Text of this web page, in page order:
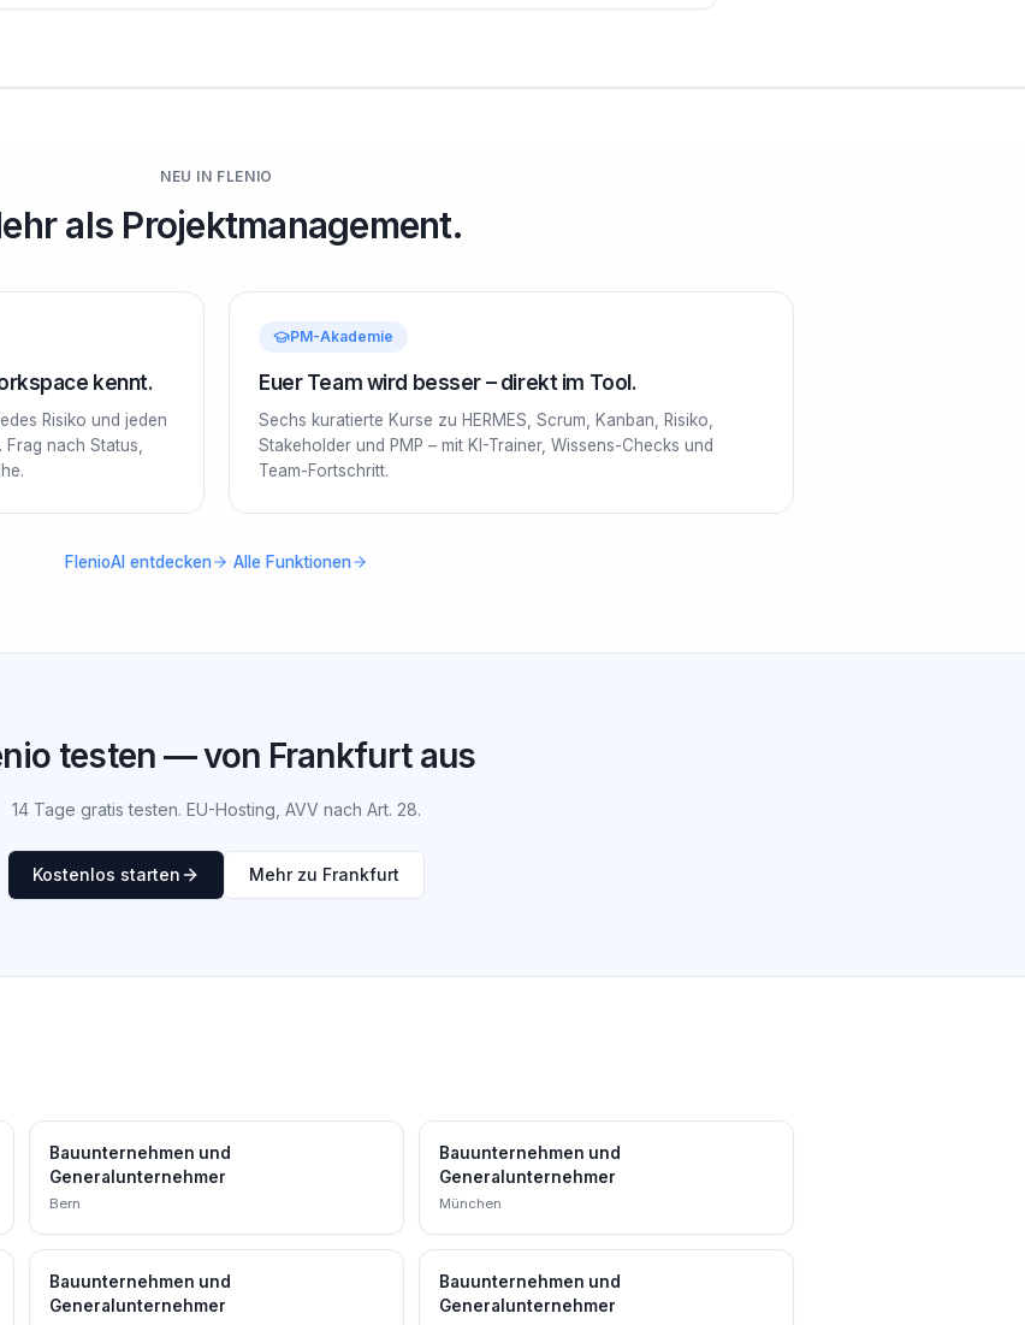
NEU IN FLENIO
als Projektmanagement.
kennt.
Risiko und jeden
nach Status,
PM-Akademie
Euer Team wird besser – direkt im Tool.
Sechs kuratierte Kurse zu HERMES, Scrum, Kanban, Risiko,
Stakeholder und PMP – mit KI-Trainer, Wissens-Checks und
Team-Fortschritt.
FlenioAI entdecken Alle Funktionen
testen — von Frankfurt aus
14 Tage gratis testen. EU-Hosting, AVV nach Art. 28.
Kostenlos starten Mehr zu Frankfurt
Bauunternehmen und
Generalunternehmer
Bern
Bauunternehmen und
Generalunternehmer
München
Bauunternehmen und
Generalunternehmer
Bauunternehmen und
Generalunternehmer